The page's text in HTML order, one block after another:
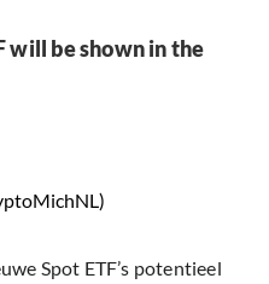
will be shown in the
Spot ETF’s potentieel